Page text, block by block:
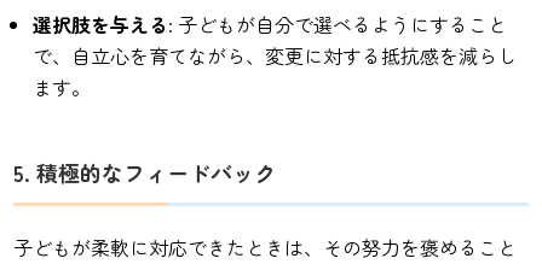
選択肢を与える: 子どもが自分で選べるようにすること
で、自立心を育てながら、変更に対する抵抗感を減らし
ます。
5. 積極的なフィードバック
子どもが柔軟に対応できたときは、その努力を褒めること